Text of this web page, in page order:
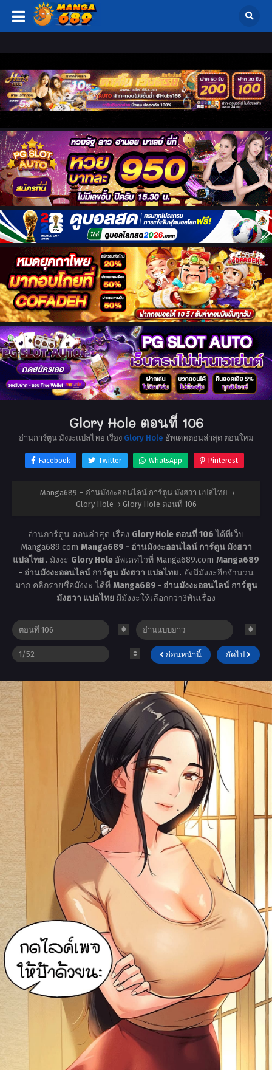
Glory Hole ตอนที่ 106
อ่านการ์ตูน มังงะแปลไทย เรื่อง Glory Hole อัพเดทตอนล่าสุด ตอนใหม่
Facebook Twitter WhatsApp Pinterest
Manga689 – อ่านมังงะออนไลน์ การ์ตูน มังฮวา แปลไทย ›
Glory Hole › Glory Hole ตอนที่ 106
อ่านการ์ตูน ตอนล่าสุด เรื่อง Glory Hole ตอนที่ 106ได้ที่เว็บ
Manga689.com Manga689 - อ่านมังงะออนไลน์ การ์ตูน มังฮวา
แปลไทย . มังงะ Glory Hole อัพเดทไวที่ Manga689.com Manga689
- อ่านมังงะออนไลน์ การ์ตูน มังฮวา แปลไทย . ยังมีมังงะอีกจำนวน
มาก คลิกรายชื่อมังงะ ได้ที่ Manga689 - อ่านมังงะออนไลน์ การ์ตูน
มังฮวา แปลไทย มีมังงะให้เลือกกว่า3พันเรื่อง
ก่อนหน้านี้ ถัดไป